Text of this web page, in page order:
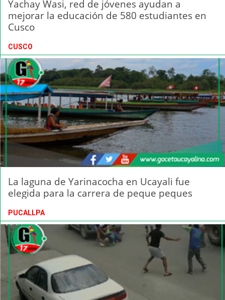
Yachay Wasi, red de jóvenes ayudan a
mejorar la educación de 580 estudiantes en
Cusco
CUSCO
La laguna de Yarinacocha en Ucayali fue
elegida para la carrera de peque peques
PUCALLPA